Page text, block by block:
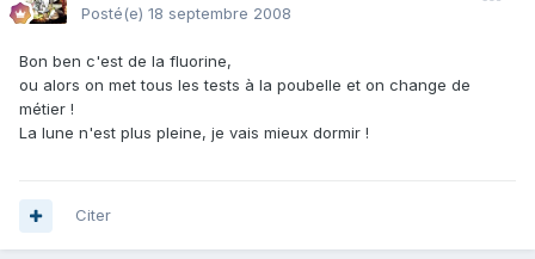
Posté(e) 18 septembre 2008
Bon ben c'est de la fluorine,
ou alors on met tous les tests à la poubelle et on change de
métier !
La lune n'est plus pleine, je vais mieux dormir !
Citer